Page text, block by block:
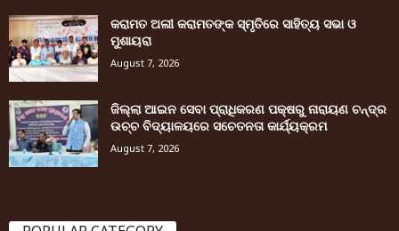
କରାମତ ଅଲୀ କରାମତଙ୍କ ସ୍ମୃତିରେ ସାହିତ୍ୟ ସଭା ଓ
ମୁଶାୟରା
August 7, 2026
ଜିଲ୍ଲା ଆଇନ ସେବା ପ୍ରାଧିକରଣ ପକ୍ଷରୁ ନାରାୟଣ ଚନ୍ଦ୍ର
ଉଚ୍ଚ ବିଦ୍ୟାଳୟରେ ସଚେତନତା କାର୍ଯ୍ୟକ୍ରମ
August 7, 2026